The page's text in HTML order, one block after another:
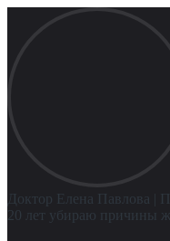
Доктор Елена Павлова
|
20 лет убираю причины